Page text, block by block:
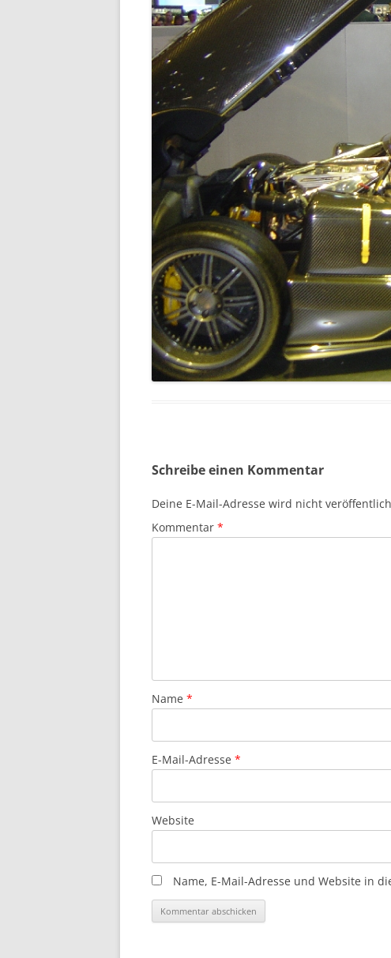
Schreibe einen Kommentar
Deine E-Mail-Adresse wird nicht
Kommentar *
Name *
E-Mail-Adresse *
Website
Name, E-Mail-Adresse und Website in